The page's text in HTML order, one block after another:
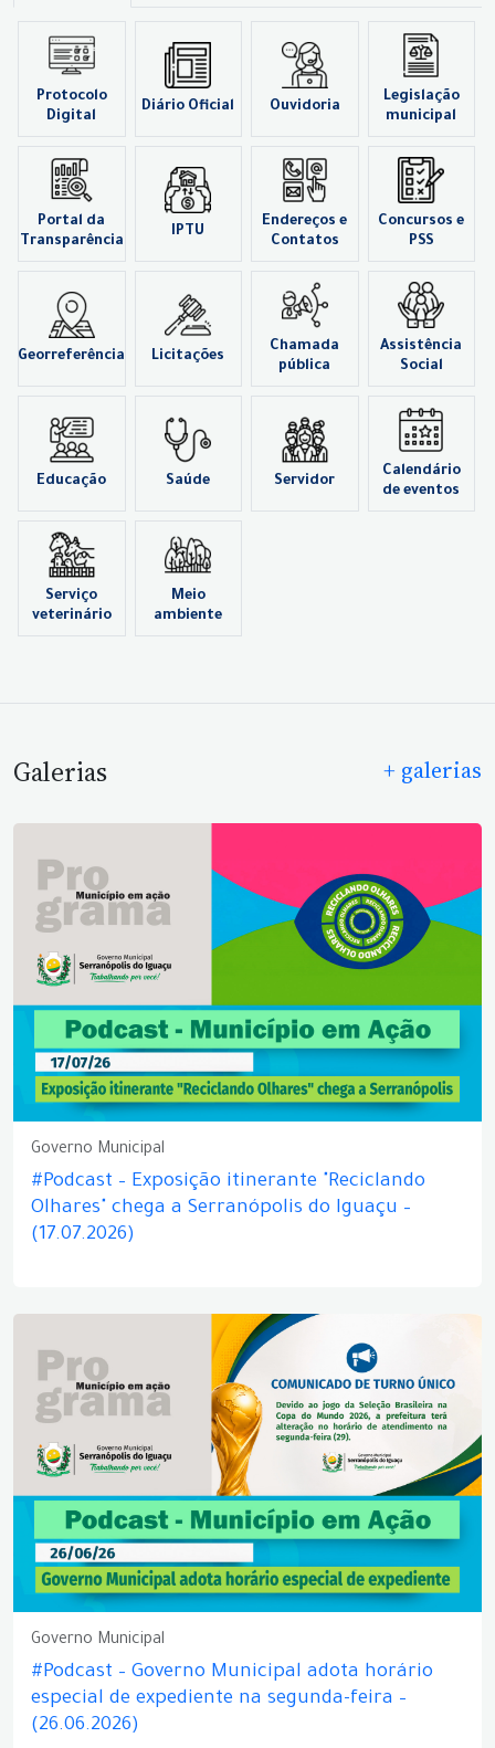
Protocolo
Digital
Diário Oficial Ouvidoria
Legislação
municipal
Portal da
Transparência
IPTU
Endereços e
Contatos
Concursos e
PSS
Georreferência Licitações
Chamada
pública
Assistência
Social
Educação Saúde Servidor
Calendário
de eventos
Serviço
veterinário
Meio
ambiente
Galerias + galerias
Governo Municipal
#Podcast – Exposição itinerante "Reciclando
Olhares" chega a Serranópolis do Iguaçu –
(17.07.2026)
Governo Municipal
#Podcast – Governo Municipal adota horário
especial de expediente na segunda-feira –
(26.06.2026)